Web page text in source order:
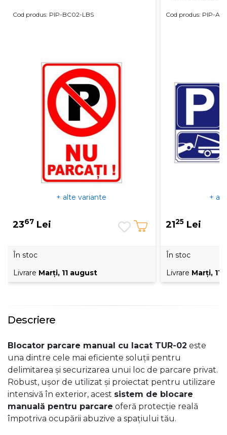
Cod produs: PIP-BC02-LBS
+ alte variante
2367 Lei
În stoc
Livrare Marţi, 11 august
Cod produs: PIP-
+
2125Lei
În stoc
Livrare Marţi, 11
Descriere
Blocator parcare manual cu lacat TUR-02 este
una dintre cele mai eficiente soluții pentru
delimitarea și securizarea unui loc de parcare privat.
Robust, ușor de utilizat și proiectat pentru utilizare
intensivă în exterior, acest sistem de blocare
manuală pentru parcare oferă protecție reală
împotriva ocupării abuzive a spațiului tău.